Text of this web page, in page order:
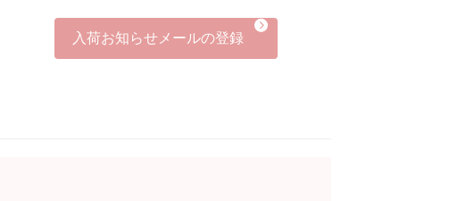
入荷お知らせメールの登録